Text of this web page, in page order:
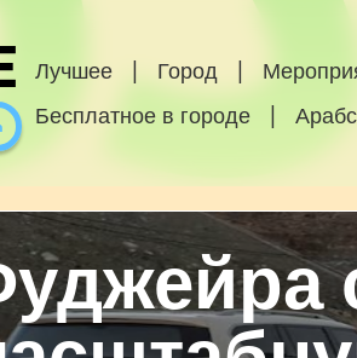
Лучшее Город
Бесплатное в городе